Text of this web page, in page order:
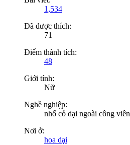
1,534
Đã được thích:
71
Điểm thành tích:
48
Giới tính:
Nữ
Nghề nghiệp:
nhổ cỏ dại ngoài công viên
Nơi ở:
hoa dại